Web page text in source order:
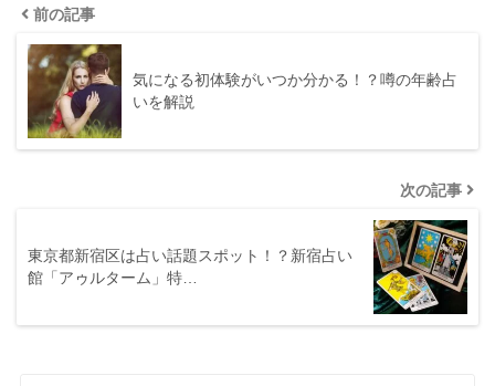
前の記事
気になる初体験がいつか分かる！？噂の年齢占
いを解説
次の記事
東京都新宿区は占い話題スポット！？新宿占い
館「アゥルターム」特…